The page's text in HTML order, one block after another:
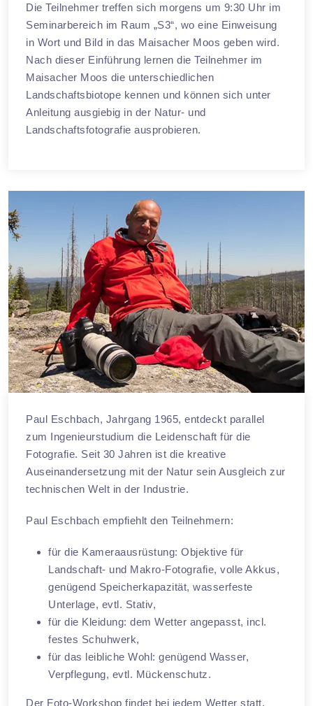
Die Teilnehmer treffen sich morgens um 9:30 Uhr im
Seminarbereich im Raum „S3“, wo eine Einweisung
in Wort und Bild in das Maisacher Moos geben wird.
Nach dieser Einführung lernen die Teilnehmer im
Maisacher Moos die unterschiedlichen
Landschaftsbiotope kennen und können sich unter
Anleitung ausgiebig in der Natur- und
Landschaftsfotografie ausprobieren.
Paul Eschbach, Jahrgang 1965, entdeckt parallel
zum Ingenieurstudium die Leidenschaft für die
Fotografie. Seit 30 Jahren ist die kreative
Auseinandersetzung mit der Natur sein Ausgleich zur
technischen Welt in der Industrie.
Paul Eschbach empfiehlt den Teilnehmern:
für die Kameraausrüstung: Objektive für
Landschaft- und Makro-Fotografie, volle Akkus,
genügend Speicherkapazität, wasserfeste
Unterlage, evtl. Stativ,
für die Kleidung: dem Wetter angepasst, incl.
festes Schuhwerk,
​für das leibliche Wohl: genügend Wasser,
Verpflegung, evtl. Mückenschutz.
Der Foto-Workshop findet bei jedem Wetter statt.